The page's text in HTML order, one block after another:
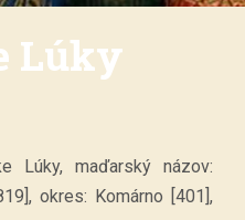
Lúky
Lúky, maďarský názov:
okres: Komárno [401],